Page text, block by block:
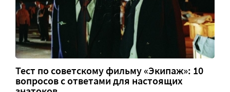
Тест по советскому фильму «Экипаж»: 10
вопросов с ответами для настоящих